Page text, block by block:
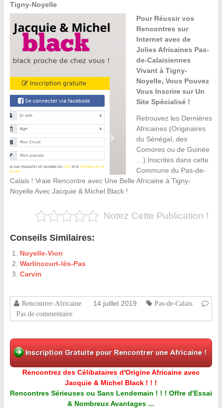
Tigny-Noyelle
Pour Réussir vos
Rencontres sur
Internet avec de
Jolies Africaines Pas-
de-Calaisiennes
Vivant à Tigny-
Noyelle, Vous Pouvez
Vous Inscrire sur Un
Site Spécialisé !
Retrouvez les Dernières
Africaines (Originaires
du Sénégal, des
Comores ou de Guinée
…) Inscrites dans cette
Commune du Pas-de-
Calais ! Vraie Rencontre avec Une Belle Africaine à Tigny-
Noyelle Avec Jacquie & Michel Black !
Notez Cette Publication !
Conseils Similaires:
Noyelle-Vion
Warlincourt-lès-Pas
Carvin
Rencontrer-Africaine 14 juillet 2019
Pas-de-Calais
Pas de commentaire
Rencontrez des Célibataires d'Origine Africaine avec
Jacquie & Michel Black ! ! !
Rencontres Sérieuses ou Sans Lendemain ! ! ! Offre d'Essai
& Nombreux Avantages ...